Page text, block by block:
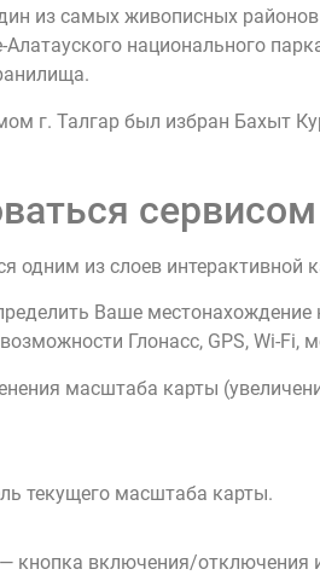
из самых живописных
Алатауского национального
г. Талгар был избран Бахыт
одним из слоев
Ваше местонахождение
Глонасс, GPS, Wi-Fi,
масштаба карты
текущего масштаба карты.
— кнопка включения/отключения